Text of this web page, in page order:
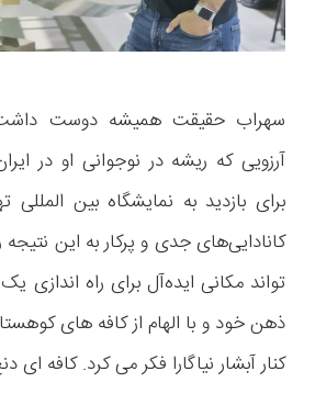
سهراب حقیقت همیشه دوست داشت
آرزویی که ریشه در نوجوانی او در
برای بازدید به نمایشگاه بین
کانادایی‌های جدی و پرکار به این
تواند مکانی ایده‌آل برای راه اندازی
ذهن خود و با الهام از کافه های
کنار آبشار نیاگارا فکر می کرد. کافه ای